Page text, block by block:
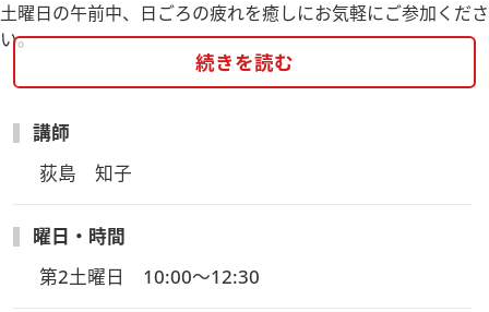
土曜日の午前中、日ごろの疲れを癒しにお気軽にご参加くださ
い。
定期講座内で行うため、普段の授業の雰囲気を体験していただ
気に入っていただければ途中受講も受入れ可能ですので、ぜひ
続きを読む
講師
荻島　知子
曜日・時間
第2土曜日　10:00～12:30